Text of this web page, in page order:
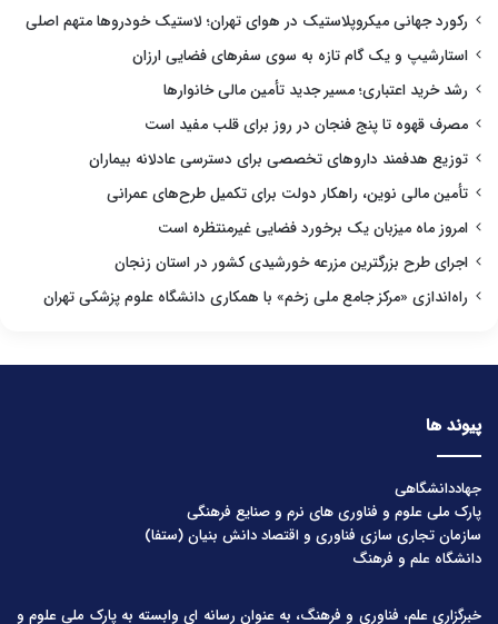
رکورد جهانی میکروپلاستیک در هوای تهران؛ لاستیک خودروها متهم اصلی
استارشیپ و یک گام تازه به سوی سفرهای فضایی ارزان
رشد خرید اعتباری؛ مسیر جدید تأمین مالی خانوارها
مصرف قهوه تا پنج فنجان در روز برای قلب مفید است
توزیع هدفمند داروهای تخصصی برای دسترسی عادلانه بیماران
تأمین مالی نوین، راهکار دولت برای تکمیل طرح‌های عمرانی
امروز ماه میزبان یک برخورد فضایی غیرمنتظره است
اجرای طرح بزرگترین مزرعه خورشیدی کشور در استان زنجان
راه‌اندازی «مرکز جامع ملی زخم» با همکاری دانشگاه علوم پزشکی تهران
پیوند ها
جهاددانشگاهی
پارک ملی علوم و فناوری های نرم و صنایع فرهنگی
سازمان تجاری سازی فناوری و اقتصاد دانش بنیان (ستفا)
دانشگاه علم و فرهنگ
خبرگزاری علم، فناوری و فرهنگ، به عنوان رسانه ای وابسته به پارک ملی علوم و